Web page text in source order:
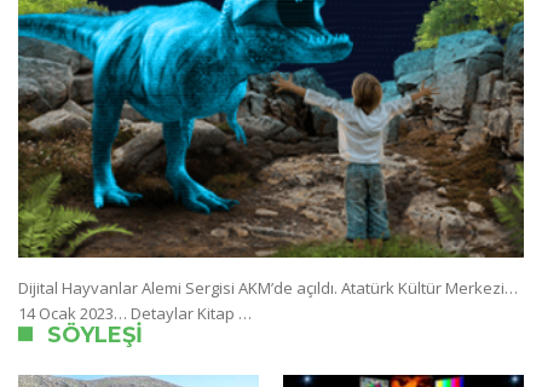
Dijital Hayvanlar Alemi Sergisi AKM’de açıldı. Atatürk Kültür Merkezi…
14 Ocak 2023… Detaylar Kitap …
SÖYLEŞI